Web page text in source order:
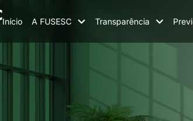
Início A FUSESC Transparência